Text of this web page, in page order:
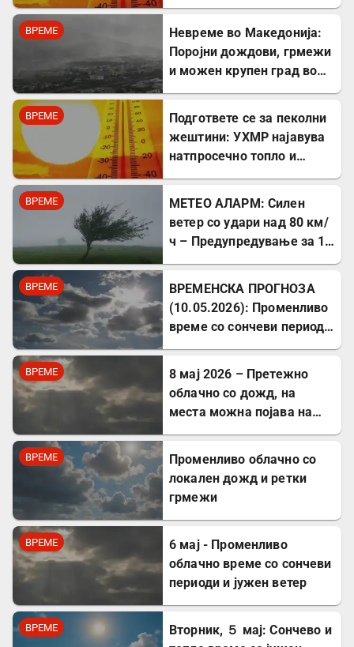
ВРЕМЕ
Невреме во Македонија:
Поројни дождови, грмежи
и можен крупен град во
ВРЕМЕ
Подгответе се за пеколни
жештини: УХМР најавува
натпросечно топло и
ВРЕМЕ
МЕТЕО АЛАРМ: Силен
ветер со удари над 80 км/
ч – Предупредување за 12
ВРЕМЕ
ВРЕМЕНСКА ПРОГНОЗА
(10.05.2026): Променливо
време со сончеви периоди
ВРЕМЕ
8 мај 2026 – Претежно
облачно со дожд, на
места можна појава на
ВРЕМЕ
Променливо облачно со
локален дожд и ретки
грмежи
ВРЕМЕ
6 маj - Променливо
облачно време со сончеви
периоди и јужен ветер
ВРЕМЕ
Вторник, ５ мај: Сончево и